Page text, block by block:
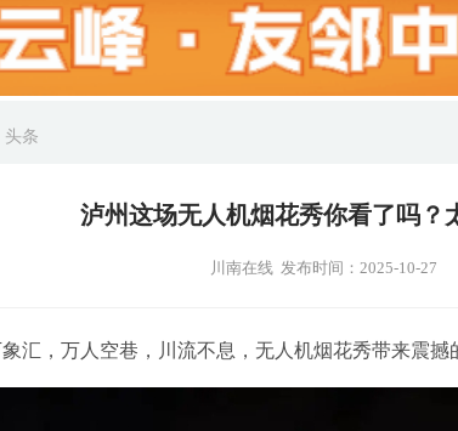
头条
泸州这场无人机烟花秀你看了吗？
川南在线 发布时间：2025-10-27
，万人空巷，川流不息，无人机烟花秀带来震撼